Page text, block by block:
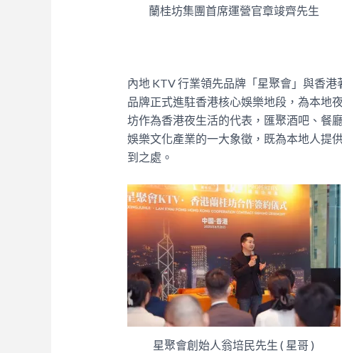
蘭桂坊集團首席運營官章竣齊先生
內地 KTV 行業領先品牌「星聚會」與香
品牌正式進駐香港核心娛樂地段，為本地
坊作為香港夜生活的代表，匯聚酒吧、餐
娛樂文化產業的一大象徵，既為本地人提
到之處。
星聚會創始人翁培民先生 ( 星哥 )